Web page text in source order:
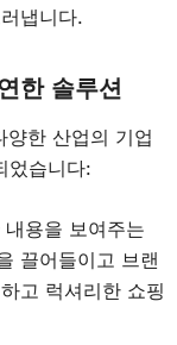
냅니다.
한 솔루션
한 산업의 기업
었습니다:
용을 보여주는
끌어들이고 브랜
고 럭셔리한 쇼핑